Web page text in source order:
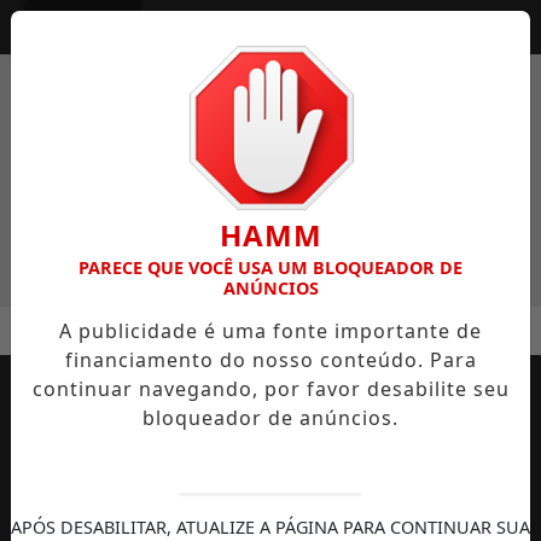
SEM CAIR EM GOLPES POLÍCIA CIVIL DE SANTA
EM ALTA
MENU
AUTOMOBILISMO
TEMPORADA DE
DIREITOS
HAMM
PARECE QUE VOCÊ USA UM BLOQUEADOR DE
ANÚNCIOS
A publicidade é uma fonte importante de
financiamento do nosso conteúdo. Para
continuar navegando, por favor desabilite seu
bloqueador de anúncios.
APÓS DESABILITAR, ATUALIZE A PÁGINA PARA CONTINUAR SUA